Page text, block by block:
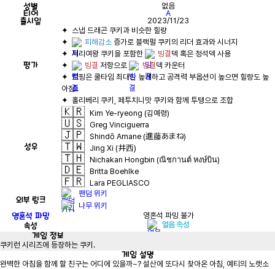
성별 없음
티어 A
출시일 2023/11/23
평가
✦
피해감소
✦  서리여왕 쿠키을 포함한
빙결
✦
빙결 저항으로 빙결
✦  토핑은 쿨타임 최대한 높게하고 공격력 부옵션이 높으면 힐량도 높
성우
🇰🇷 Kim Ye-ryeong (김예령)
🇺🇸 Greg Vinciguerra
🇯🇵 Shindō Amane (進藤あまね)
🇹🇼 Jing Xi (井西)
🇹🇭 Nichakan Hongbin (ณิชกานต์ หงษ์บิน)
🇩🇪 Britta Boehlke
🇫🇷 Lara PEGLIASCO
외부 링크
팬덤 위키
나무 위키
영혼석 파밍 영혼석 파밍 불가
속성 얼음 속성
게임 정보
쿠키런 시리즈에 등장하는 쿠키.
게임 설명
완벽한 아침을 함께 할 친구는 어디에 있을까~? 설산에 또다시 찾아온 아침, 예티의 노랫소